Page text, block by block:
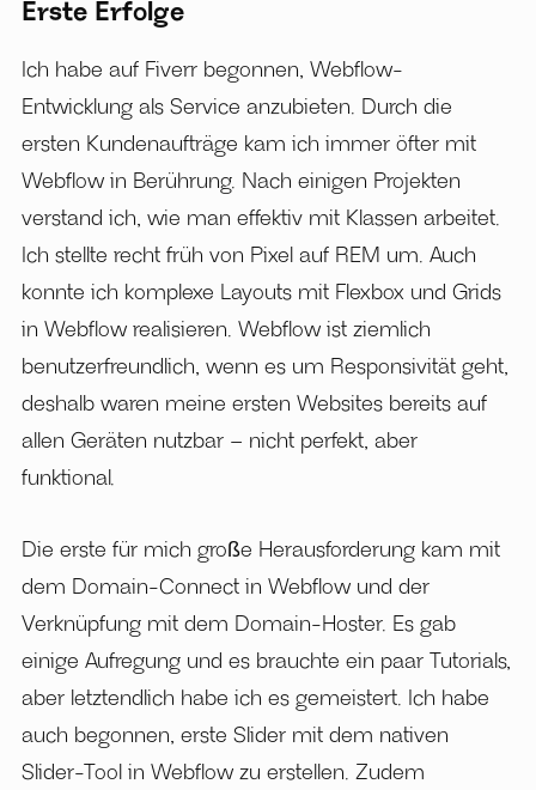
Erste Erfolge
Ich habe auf Fiverr begonnen, Webflow-
Entwicklung als Service anzubieten. Durch die
ersten Kundenaufträge kam ich immer öfter mit
Webflow in Berührung. Nach einigen Projekten
verstand ich, wie man effektiv mit Klassen arbeitet.
Ich stellte recht früh von Pixel auf REM um. Auch
konnte ich komplexe Layouts mit Flexbox und Grids
in Webflow realisieren. Webflow ist ziemlich
benutzerfreundlich, wenn es um Responsivität geht,
deshalb waren meine ersten Websites bereits auf
allen Geräten nutzbar – nicht perfekt, aber
funktional.
Die erste für mich große Herausforderung kam mit
dem Domain-Connect in Webflow und der
Verknüpfung mit dem Domain-Hoster. Es gab
einige Aufregung und es brauchte ein paar Tutorials,
aber letztendlich habe ich es gemeistert. Ich habe
auch begonnen, erste Slider mit dem nativen
Slider-Tool in Webflow zu erstellen. Zudem